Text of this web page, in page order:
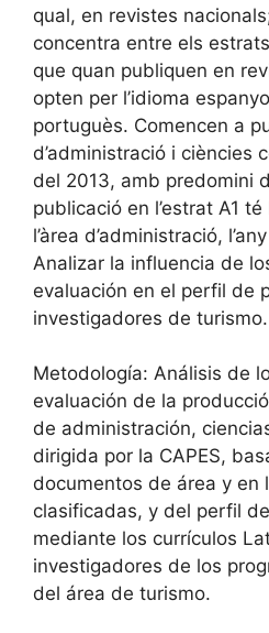
qual, en revistes
concentra entre els
que quan publiquen en
opten per l’idioma
portuguès. Comencen a
d’administració i ciències
del 2013, amb predomini
publicació en l’estrat A1
l’àrea d’administració,
Analizar la influencia de
evaluación en el perfil de
investigadores de turismo.
Metodología: Análisis de
evaluación de la
de administración,
dirigida por la CAPES,
documentos de área y en
clasificadas, y del perfil
mediante los currículos
investigadores de los
del área de turismo.